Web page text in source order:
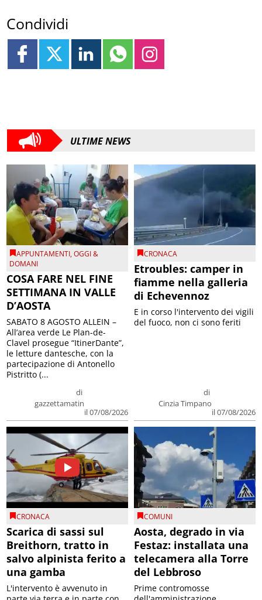
Condividi
ULTIME NEWS
APPUNTAMENTI,OGGI &
DOMANI
COSA FARE NEL FINE
SETTIMANA IN VALLE
D’AOSTA
di
gazzettamatin
il 07/08/2026
SABATO 8 AGOSTO ALLEIN –
All’area verde Le Plan-de-
Clavel prosegue “ItinerDante”,
le letture dantesche, con la
partecipazione di Antonello
Pistritto (...
CRONACA
Etroubles: camper in
fiamme nella galleria
di Echevennoz
di
Cinzia Timpano
il 07/08/2026
E in corso l'intervento dei vigili
del fuoco, non ci sono feriti
CRONACA
Scarica di sassi sul
Breithorn, tratto in
salvo alpinista ferito a
una gamba
L'intervento è avvenuto in
COMUNI
Aosta, degrado in via
Festaz: installata una
telecamera alla Torre
del Lebbroso
Prime contromosse